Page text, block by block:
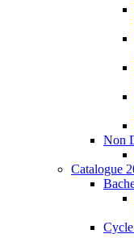
Non
Catalogue